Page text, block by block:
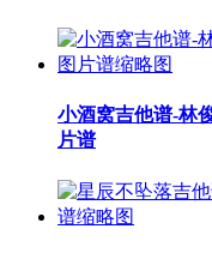
小酒窝吉他谱-林
片谱